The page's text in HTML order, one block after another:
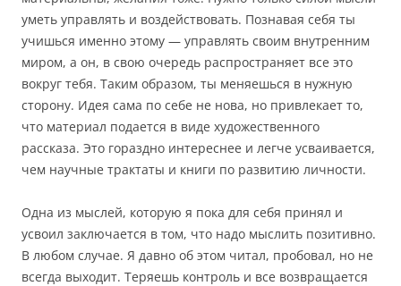
уметь управлять и воздействовать. Познавая себя ты
учишься именно этому — управлять своим внутренним
миром, а он, в свою очередь распространяет все это
вокруг тебя. Таким образом, ты меняешься в нужную
сторону. Идея сама по себе не нова, но привлекает то,
что материал подается в виде художественного
рассказа. Это гораздно интереснее и легче усваивается,
чем научные трактаты и книги по развитию личности.
Одна из мыслей, которую я пока для себя принял и
усвоил заключается в том, что надо мыслить позитивно.
В любом случае. Я давно об этом читал, пробовал, но не
всегда выходит. Теряешь контроль и все возвращается